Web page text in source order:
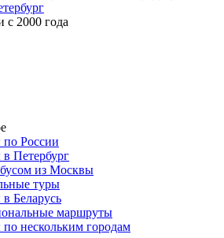
с 2000 года
России
Петербург
из Москвы
туры
Беларусь
маршруты
нескольким городам